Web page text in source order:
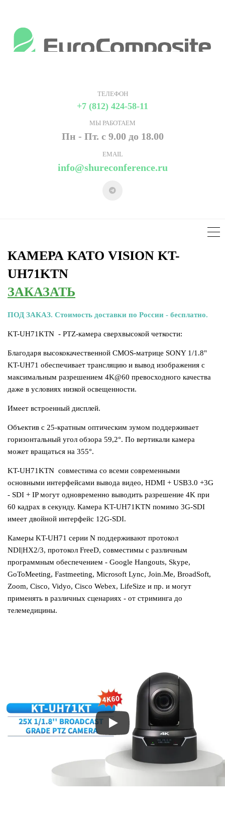
ТЕЛЕФОН
+7 (812) 424-58-11
МЫ РАБОТАЕМ
Пн - Пт. с 9.00 до 18.00
EMAIL
info@shureconference.ru
КАМЕРА KATO VISION KT-
UH71KTN
ЗАКАЗАТЬ
ПОД ЗАКАЗ. Стоимость доставки по России - бесплатно.
KT-UH71KTN - PTZ-камера сверхвысокой четкости:
Благодаря высококачественной CMOS-матрице SONY 1/1.8"
KT-UH71 обеспечивает трансляцию и вывод изображения с
макcимальным разрешением 4K@60 превосходного качества
даже в условиях низкой освещенности.
Имеет встроенный дисплей.
Объектив с 25-кратным оптическим зумом поддерживает
горизонтальный угол обзора 59,2°. По вертикали камера
может вращаться на 355°.
KT-UH71KTN совместима со всеми современными
основными интерфейсами вывода видео, HDMI + USB3.0 +3G
- SDI + IP могут одновременно выводить разрешение 4K при
60 кадрах в секунду. Камера KT-UH71KTN помимо 3G-SDI
имеет двойной интерфейс 12G-SDI.
Камеры KT-UH71 серии N поддерживают протокол
NDI|HX2/3, протокол FreeD, совместимы с различным
программным обеспечением - Google Hangouts, Skype,
GoToMeeting, Fastmeeting, Microsoft Lync, Join.Me, BroadSoft,
Zoom, Cisco, Vidyo, Cisco Webex, LifeSize и пр. и могут
применять в различных сценариях - от стриминга до
телемедицины.